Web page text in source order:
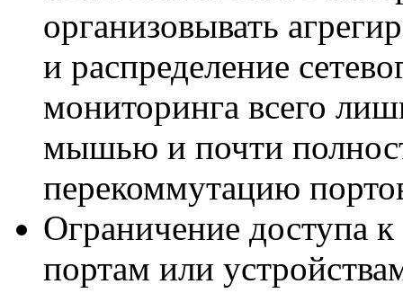
организовывать
и распределение
мониторинга всего
мышью и почти
перекоммутацию
Ограничение доступа
портам или